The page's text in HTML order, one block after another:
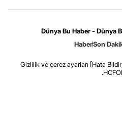
Dünya Bu Haber - Dünya
HaberSon
Gizlilik ve çerez ayarları [Hata